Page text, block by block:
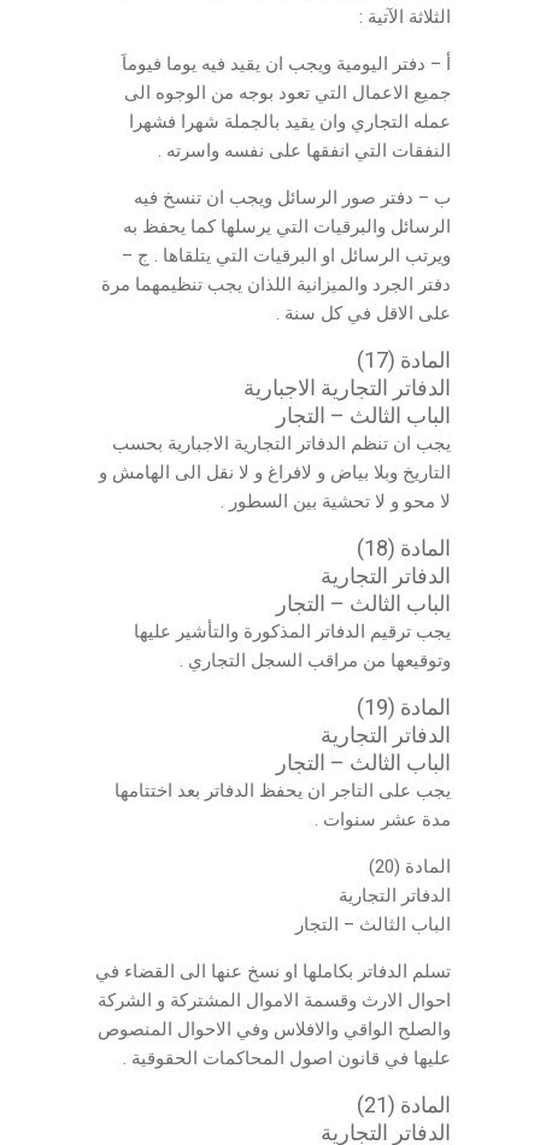
الثلاثة الآتية :
أ – دفتر اليومية ويجب ان يقيد فيه يوما فيوماَ
جميع الاعمال التي تعود بوجه من الوجوه الى
عمله التجاري وان يقيد بالجملة شهرا فشهرا
النفقات التي انفقها على نفسه واسرته .
ب – دفتر صور الرسائل ويجب ان تنسخ فيه
الرسائل والبرقيات التي يرسلها كما يحفظ به
ويرتب الرسائل او البرقيات التي يتلقاها . ج –
دفتر الجرد والميزانية اللذان يجب تنظيمهما مرة
على الاقل في كل سنة .
المادة (17)
الدفاتر التجارية الاجبارية
الباب الثالث – التجار
يجب ان تنظم الدفاتر التجارية الاجبارية بحسب
التاريخ وبلا بياض و لافراغ و لا نقل الى الهامش و
لا محو و لا تحشية بين السطور .
المادة (18)
الدفاتر التجارية
الباب الثالث – التجار
يجب ترقيم الدفاتر المذكورة والتأشير عليها
وتوقيعها من مراقب السجل التجاري .
المادة (19)
الدفاتر التجارية
الباب الثالث – التجار
يجب على التاجر ان يحفظ الدفاتر بعد اختتامها
مدة عشر سنوات .
المادة (20)
الدفاتر التجارية
الباب الثالث – التجار
تسلم الدفاتر بكاملها او نسخ عنها الى القضاء في
احوال الارث وقسمة الاموال المشتركة و الشركة
والصلح الواقي والافلاس وفي الاحوال المنصوص
عليها في قانون اصول المحاكمات الحقوقية .
المادة (21)
الدفاتر التجارية